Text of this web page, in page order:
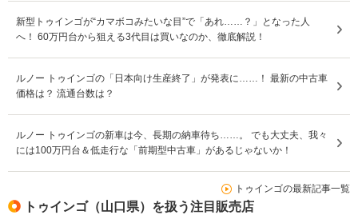
新型トゥインゴが“カマボコみたいな目”で「あれ……？」となった人
へ！ 60万円台から狙える3代目は買いなのか、徹底解説！
ルノー トゥインゴの「日本向け生産終了」が発表に……！ 最新の中古車
価格は？ 流通台数は？
ルノー トゥインゴの新車は今、長期の納車待ち……。 でも大丈夫、我々
には100万円台＆低走行な「前期型中古車」があるじゃないか！
トゥインゴの最新記事一覧
トゥインゴ（山口県）を扱う注目販売店